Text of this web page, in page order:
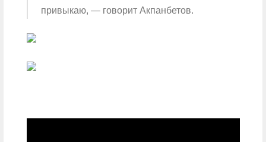
привыкаю, — говорит Акпанбетов.